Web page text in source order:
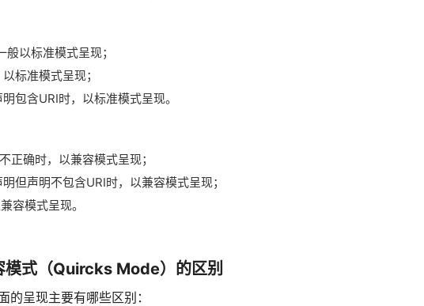
以标准模式呈现；
标准模式呈现；
包含URI时，以标准模式呈现。
正确时，以兼容模式呈现；
但声明不包含URI时，以兼容模式呈现；
容模式呈现。
式（Quircks Mode）的区别
呈现主要有哪些区别：